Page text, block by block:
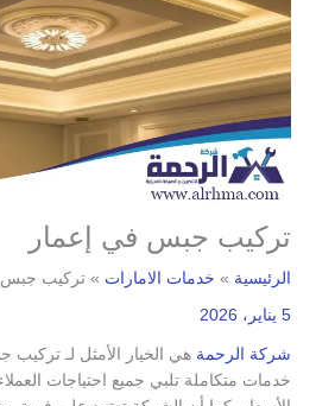
تركيب جبس في إعمار
الرئيسية خدمات الامارات تركيب جبس
5 يناير، 2026
شركة الرحمة هي الخيار الأمثل لـ
خدمات متكاملة تلبي جميع احتياجات